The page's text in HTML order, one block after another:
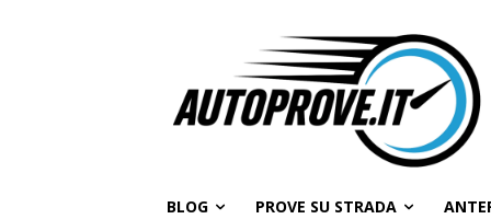
BLOG PROVE SU STRADA